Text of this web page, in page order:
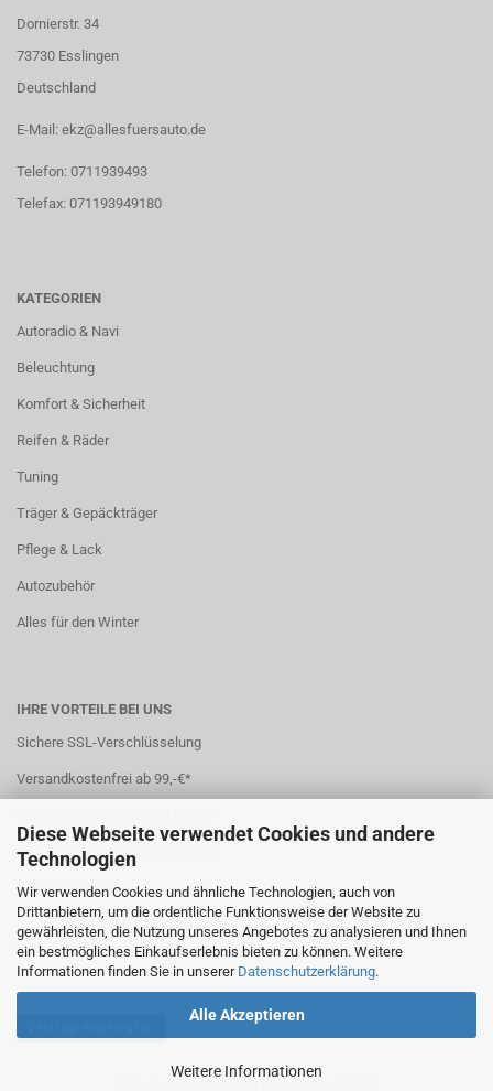
Diese Webseite verwendet Cookies und andere
Technologien
Wir verwenden Cookies und ähnliche Technologien, auch von
Drittanbietern, um die ordentliche Funktionsweise der Website zu
gewährleisten, die Nutzung unseres Angebotes zu analysieren und Ihnen
ein bestmögliches Einkaufserlebnis bieten zu können. Weitere
Informationen finden Sie in unserer Datenschutzerklärung.
Alle Akzeptieren
Weitere Informationen
Dornierstr. 34
73730 Esslingen
Deutschland
E-Mail: ekz@allesfuersauto.de
Telefon: 0711939493
Telefax: 071193949180
KATEGORIEN
Autoradio & Navi
Beleuchtung
Komfort & Sicherheit
Reifen & Räder
Tuning
Träger & Gepäckträger
Pflege & Lack
Autozubehör
Alles für den Winter
IHRE VORTEILE BEI UNS
Sichere SSL-Verschlüsselung
Versandkostenfrei ab 99,-€*
Sichere und einfache Bezahlung
7 Zahlungsarten
Schneller Versand
*(Ausland abweichend)